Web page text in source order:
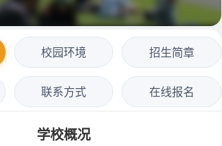
校园环境 招生简章
联系方式 在线报名
学校概况